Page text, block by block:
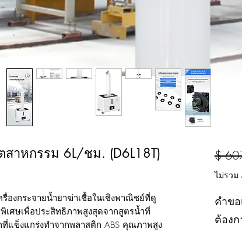
าหกรรม 6L/ชม. (D6L18T)
รื่องกระจายน้ำยาฆ่าเชื้อในเชิงพาณิชย์ที่ดู
ศษเพื่อประสิทธิภาพสูงสุดจากสูตรน้ำที่
แข็งแกร่งทำจากพลาสติก ABS คุณภาพสูง
$
ไม่รวม
คำข
ต้องก